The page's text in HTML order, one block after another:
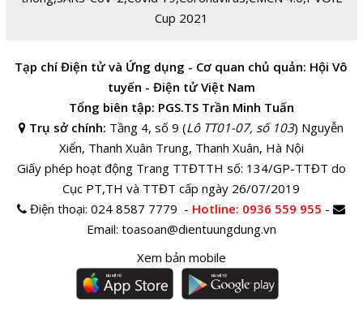
Cup 2021
Tạp chí Điện tử và Ứng dụng - Cơ quan chủ quản: Hội Vô
tuyến - Điện tử Việt Nam
Tổng biên tập: PGS.TS Trần Minh Tuấn
Trụ sở chính: Tầng 4, số 9 (Lô TT01-07, số 103) Nguyễn
Xiển, Thanh Xuân Trung, Thanh Xuân, Hà Nội
Giấy phép hoạt động Trang TTĐTTH số: 134/GP-TTĐT do
Cục PT,TH và TTĐT cấp ngày 26/07/2019
Điện thoại:024 8587 7779 - Hotline: 0936 559 955 -
Email: toasoan@dientuungdung.vn
Xem bản mobile